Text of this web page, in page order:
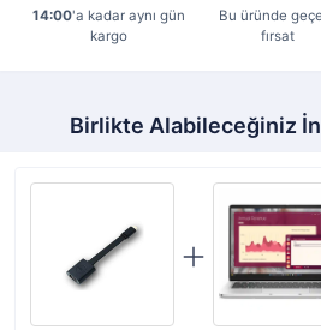
14:00'a kadar aynı gün
kargo
Bu üründe
fırsat
Birlikte Alabileceğiniz